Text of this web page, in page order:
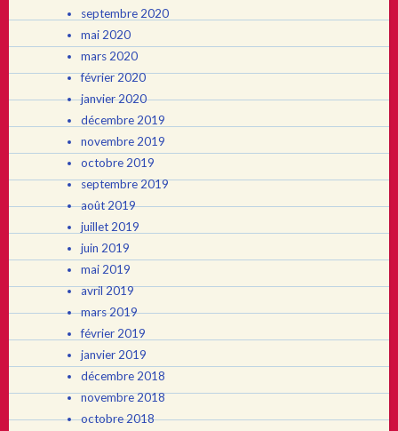
septembre 2020
mai 2020
mars 2020
février 2020
janvier 2020
décembre 2019
novembre 2019
octobre 2019
septembre 2019
août 2019
juillet 2019
juin 2019
mai 2019
avril 2019
mars 2019
février 2019
janvier 2019
décembre 2018
novembre 2018
octobre 2018